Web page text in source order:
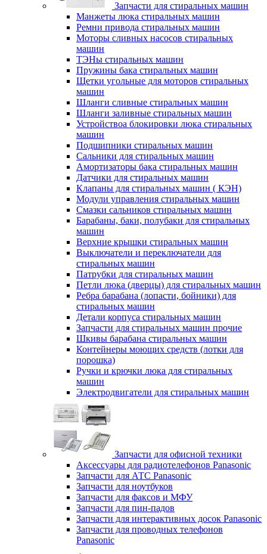
Запчасти для стиральных машин
Манжеты люка стиральных машин
Ремни привода стиральных машин
Моторы сливных насосов стиральных
машин
ТЭНы стиральных машин
Пружины бака стиральных машин
Щетки угольные для моторов стиральных
машин
Шланги сливные стиральных машин
Шланги заливные стиральных машин
Устройствоа блокировки люка стиральных
машин
Подшипники стиральных машин
Сальники для стиральных машин
Амортизаторы бака стиральных машин
Датчики для стиральных машин
Клапаны для стиральных машин ( КЭН)
Модули управления стиральных машин
Смазки сальников стиральных машин
Барабаны, баки, полубаки для стиральных
машин
Верхние крышки стиральных машин
Выключатели и переключатели для
стиральных машин
Патрубки для стиральных машин
Петли люка (дверцы) для стиральных машин
Ребра барабана (лопасти, бойники) для
стиральных машин
Детали корпуса стиральных машин
Запчасти для стиральных машин прочие
Шкивы барабана стиральных машин
Контейнеры моющих средств (лотки для
порошка)
Ручки и крючки люка для стиральных
машин
Электродвигатели для стиральных машин
Запчасти для офисной техники
Аксессуары для радиотелефонов Panasonic
Запчасти для АТС Panasonic
Запчасти для ноутбуков
Запчасти для факсов и МФУ
Запчасти для пин-падов
Запчасти для интерактивных досок Panasonic
Запчасти для проводных телефонов
Panasonic